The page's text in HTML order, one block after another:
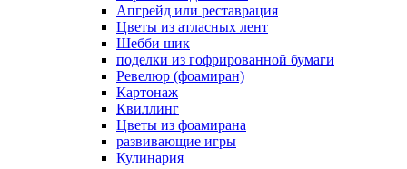
Апгрейд или реставрация
Цветы из атласных лент
Шебби шик
поделки из гофрированной бумаги
Ревелюр (фоамиран)
Картонаж
Квиллинг
Цветы из фоамирана
развивающие игры
Кулинария